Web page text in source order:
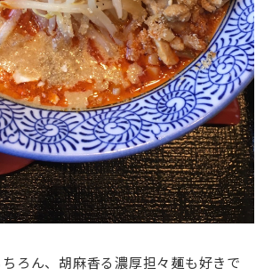
ろん、胡麻香る濃厚担々麺も好きで